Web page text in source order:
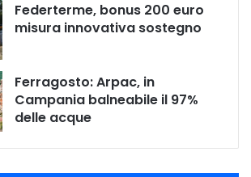
Federterme, bonus 200 euro
misura innovativa sostegno
Ferragosto: Arpac, in
Campania balneabile il 97%
delle acque